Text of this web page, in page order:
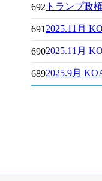
692 トランプ政
691 2025.11月
6902025.11月
6892025.9月